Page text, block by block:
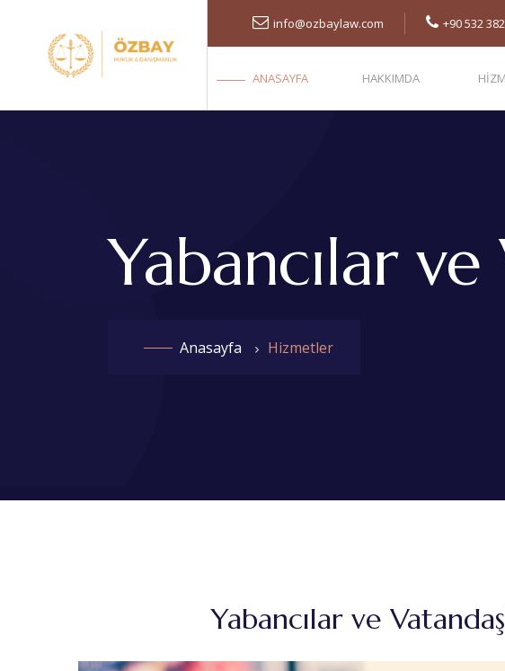
info@ozbaylaw.com +90 532
ANASAYFA HAKKIMDA
Yabancılar
Anasayfa Hizmetler
Yabancılar ve